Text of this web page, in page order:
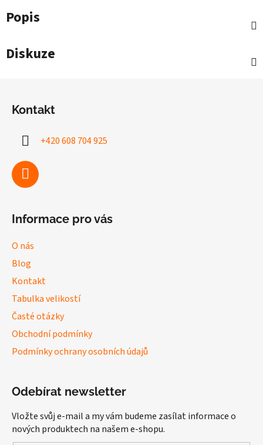
Popis
Diskuze
Kontakt
+420 608 704 925
Informace pro vás
O nás
Blog
Kontakt
Tabulka velikostí
Časté otázky
Obchodní podmínky
Podmínky ochrany osobních údajů
Odebírat newsletter
Vložte svůj e-mail a my vám budeme zasílat informace o
nových produktech na našem e-shopu.